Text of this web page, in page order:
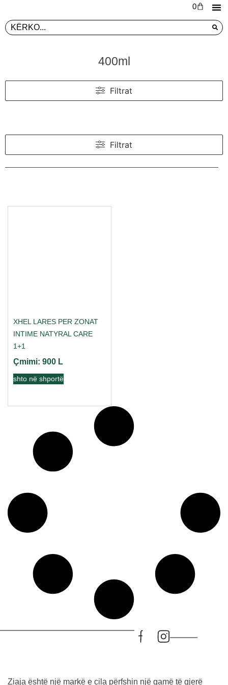
0
400ml
Filtrat
Filtrat
XHEL LARES PER ZONAT
INTIME NATYRAL CARE
1+1
Çmimi: 900 L
shto në shportë
Ziaja është një markë e cila përfshin një gamë të gjerë